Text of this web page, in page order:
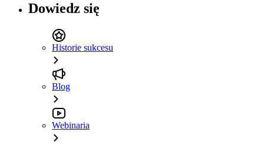
Dowiedz się
Historie sukcesu
Blog
Webinaria